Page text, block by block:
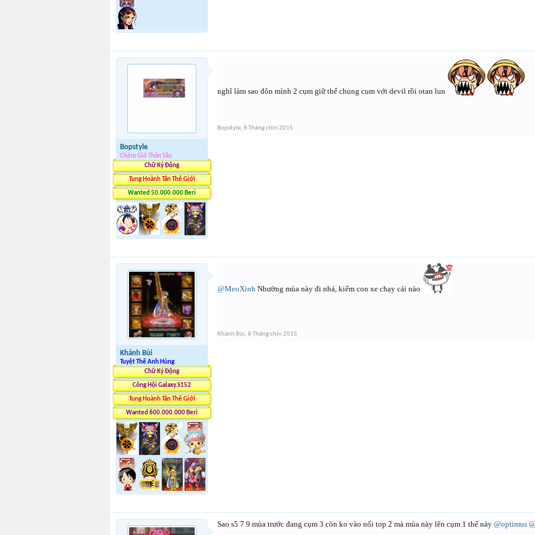
Bopstyle
Chém Gió Thần Sầu
Chữ Ký Động
Tung Hoành Tân Thế Giới
Wanted 50.000.000 Beri
nghĩ làm sao đôn mình 2 cụm giữ thế chung cụm với devil rồi otan lun
Bopstyle, 8 Tháng chín 2015
Khánh Bùi
Tuyệt Thế Anh Hùng
Chữ Ký Động
Công Hội Galaxy.S152
Tung Hoành Tân Thế Giới
Wanted 600.000.000 Beri
@MeoXinh Nhường mùa này đi nhá, kiếm con xe chạy cái nào
Khánh Bùi, 8 Tháng chín 2015
Sao s5 7 9 mùa trước đang cụm 3 còn ko vào nổi top 2 mà mùa này lên cụm 1 thế này @optimus